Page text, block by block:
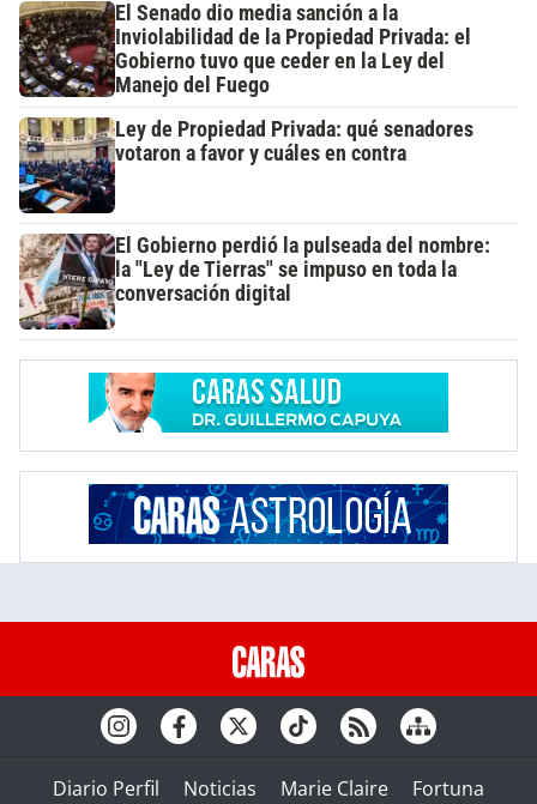
El Senado dio media sanción a la
Inviolabilidad de la Propiedad Privada: el
Gobierno tuvo que ceder en la Ley del
Manejo del Fuego
Ley de Propiedad Privada: qué senadores
votaron a favor y cuáles en contra
El Gobierno perdió la pulseada del nombre:
la "Ley de Tierras" se impuso en toda la
conversación digital
Diario Perfil Noticias Marie Claire Fortuna